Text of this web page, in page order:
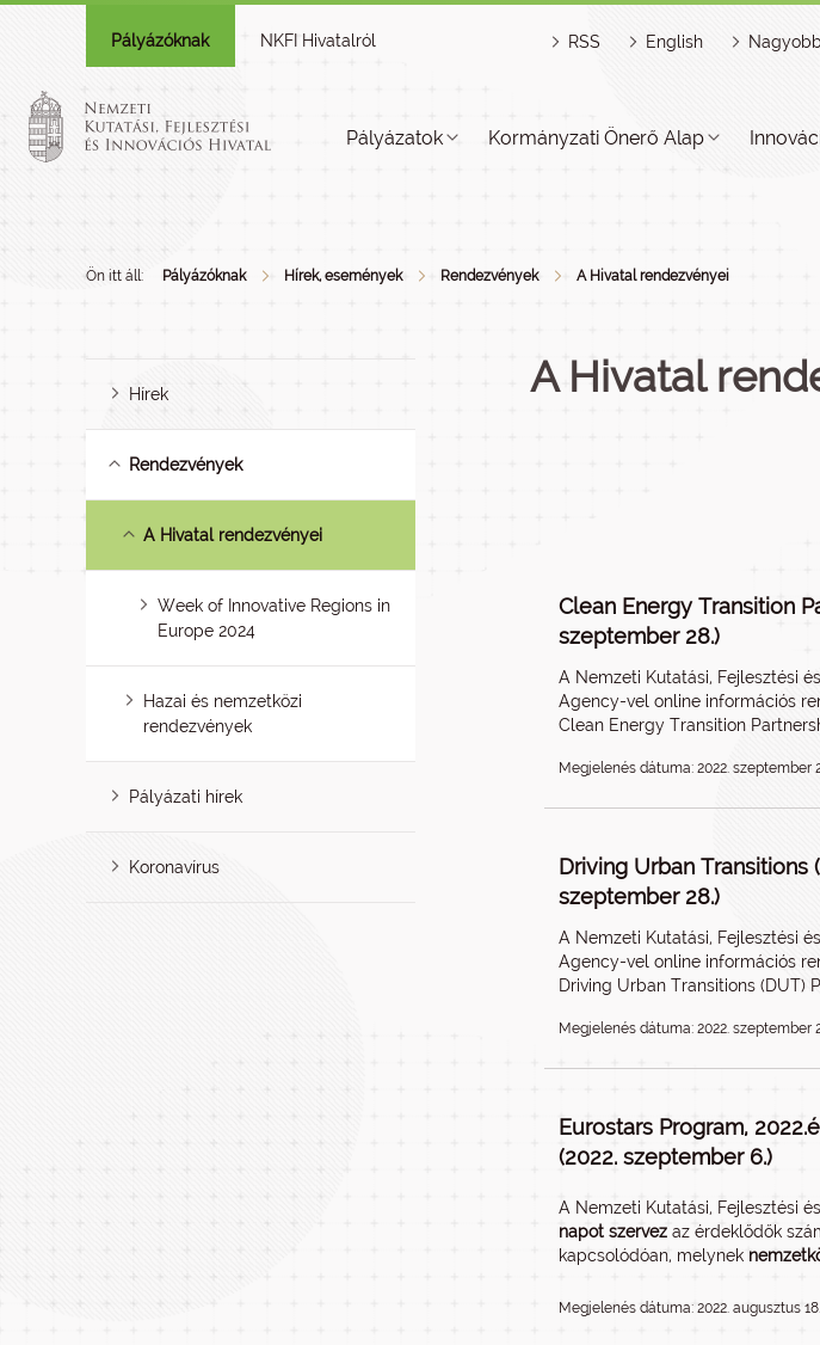
Pályázóknak NKFI Hivatalról RSS English
Pályázatok Kormányzati Önerő Alap
Ön itt áll: Pályázóknak Hírek, események Rendezvények A Hivatal rendezvényei
Hírek
Rendezvények
A Hivatal rendezvényei
Week of Innovative Regions in
Europe 2024
Hazai és nemzetközi
rendezvények
Pályázati hírek
Koronavírus
A Hivatal
Clean Energy Transition
szeptember 28.)
A Nemzeti Kutatási, Fejlesztési
Agency-vel online információs
Clean Energy Transition
Megjelenés dátuma: 2022. szeptember
Driving Urban
szeptember 28.)
A Nemzeti Kutatási, Fejlesztési
Agency-vel online információs
Driving Urban Transitions (DUT)
Megjelenés dátuma: 2022. szeptember
Eurostars Program,
(2022. szeptember 6.)
A Nemzeti Kutatási, Fejlesztési
napot szervez az érdeklődők
kapcsolódóan, melynek
Megjelenés dátuma: 2022. augusztus 18.